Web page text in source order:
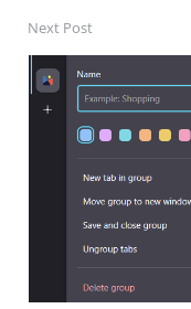
Next Post